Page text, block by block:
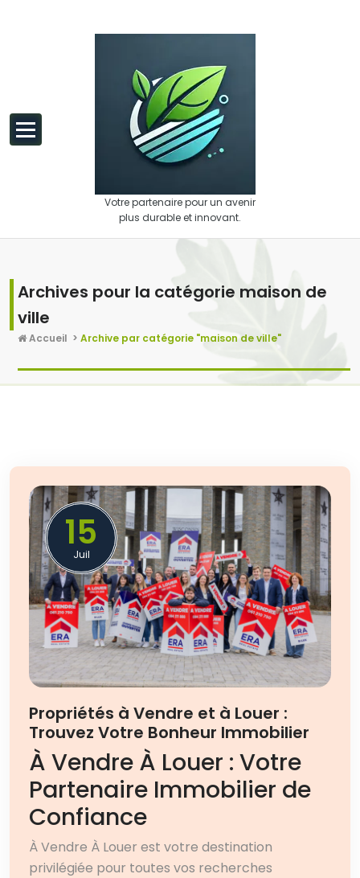
Votre partenaire pour un avenir
plus durable et innovant.
Archives pour la catégorie maison de
ville
Accueil > Archive par catégorie "maison de ville"
15
Juil
Propriétés à Vendre et à Louer :
Trouvez Votre Bonheur Immobilier
À Vendre À Louer : Votre
Partenaire Immobilier de
Confiance
À Vendre À Louer est votre destination
privilégiée pour toutes vos recherches